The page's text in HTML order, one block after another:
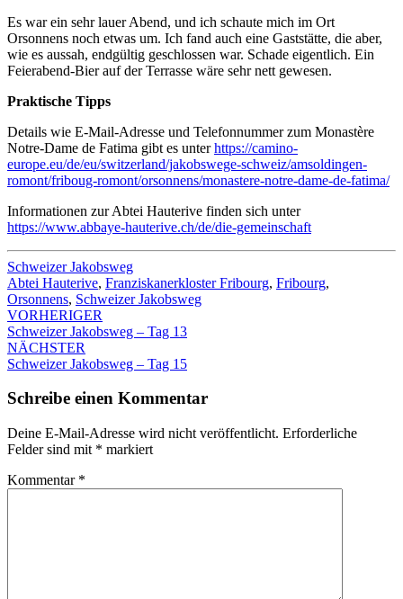
Es war ein sehr lauer Abend, und ich schaute mich im Ort
Orsonnens noch etwas um. Ich fand auch eine Gaststätte, die aber,
wie es aussah, endgültig geschlossen war. Schade eigentlich. Ein
Feierabend-Bier auf der Terrasse wäre sehr nett gewesen.
Praktische Tipps
Details wie E-Mail-Adresse und Telefonnummer zum Monastère
Notre-Dame de Fatima gibt es unterhttps://camino-
europe.eu/de/eu/switzerland/jakobswege-schweiz/amsoldingen-
romont/friboug-romont/orsonnens/monastere-notre-dame-de-fatima/
Informationen zur Abtei Hauterive finden sich unter
https://www.abbaye-hauterive.ch/de/die-gemeinschaft
Schweizer Jakobsweg
Abtei Hauterive, Franziskanerkloster Fribourg, Fribourg,
Orsonnens, Schweizer Jakobsweg
Beitrags-
Navigation
VORHERIGER
Schweizer Jakobsweg – Tag 13
NÄCHSTER
Schweizer Jakobsweg – Tag 15
Schreibe einen Kommentar
Deine E-Mail-Adresse wird nicht veröffentlicht. Erforderliche
Felder sind mit * markiert
Kommentar *